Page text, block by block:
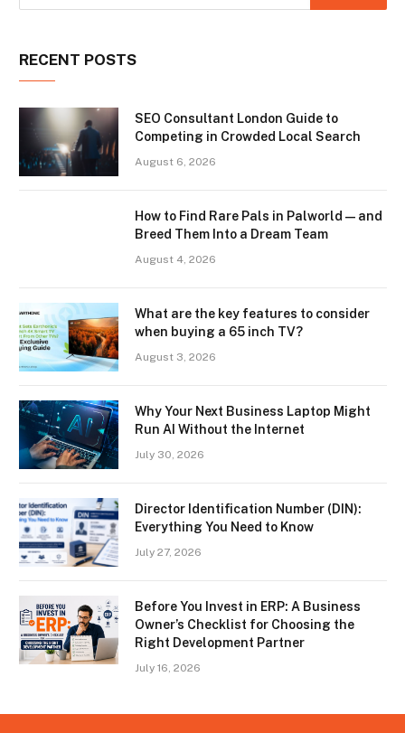
RECENT POSTS
SEO Consultant London Guide to
Competing in Crowded Local Search
August 6, 2026
How to Find Rare Pals in Palworld — and
Breed Them Into a Dream Team
August 4, 2026
What are the key features to consider
when buying a 65 inch TV?
August 3, 2026
Why Your Next Business Laptop Might
Run AI Without the Internet
July 30, 2026
Director Identification Number (DIN):
Everything You Need to Know
July 27, 2026
Before You Invest in ERP: A Business
Owner’s Checklist for Choosing the
Right Development Partner
July 16, 2026